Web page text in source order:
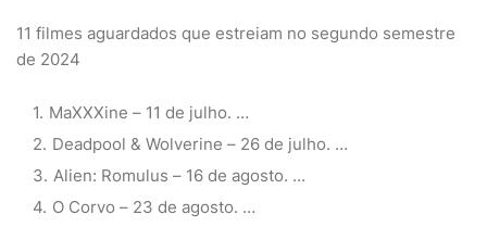
11 filmes aguardados que estreiam no segundo semestre
de 2024
MaXXXine – 11 de julho. …
Deadpool & Wolverine – 26 de julho. …
Alien: Romulus – 16 de agosto. …
O Corvo – 23 de agosto. …